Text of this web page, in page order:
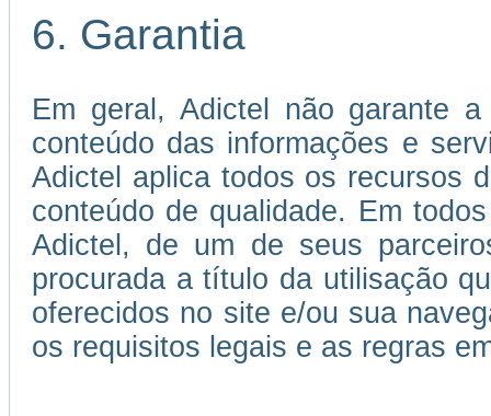
6. Garantia
Em geral, Adictel não garante
conteúdo das informações e
Adictel aplica todos os recursos
conteúdo de qualidade. Em
Adictel, de um de seus
procurada a título da utilisação
oferecidos no site e/ou sua
os requisitos legais e as regras